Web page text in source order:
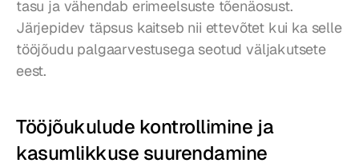
tasu ja vähendab erimeelsuste tõenäosust.
Järjepidev täpsus kaitseb nii ettevõtet kui ka selle
tööjõudu palgaarvestusega seotud väljakutsete
eest.
Tööjõukulude kontrollimine ja
kasumlikkuse suurendamine